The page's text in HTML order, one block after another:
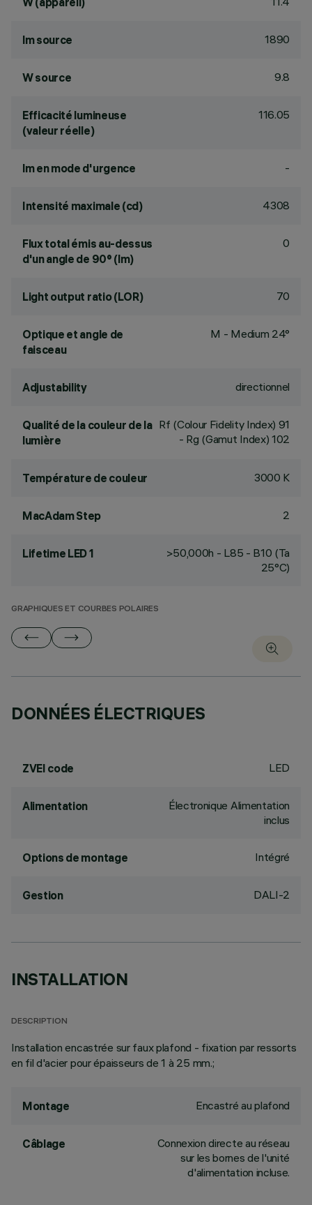
lm source 1890
W source 9.8
Efficacité lumineuse
(valeur réelle)
116.05
lm en mode d'urgence -
Intensité maximale (cd) 4308
Flux total émis au-dessus
d'un angle de 90° (lm)
0
Light output ratio (LOR) 70
Optique et angle de
faisceau
M - Medium 24°
Adjustability directionnel
Qualité de la couleur de la
lumière
Rf (Colour Fidelity Index) 91
- Rg (Gamut Index) 102
Température de couleur 3000 K
MacAdam Step 2
Lifetime LED 1
>50,000h - L85 - B10 (Ta
25°C)
GRAPHIQUES ET COURBES POLAIRES
DONNÉES ÉLECTRIQUES
ZVEI code LED
Alimentation
Électronique Alimentation
inclus
Options de montage Intégré
Gestion DALI-2
INSTALLATION
DESCRIPTION
Installation encastrée sur faux plafond - fixation par ressorts
en fil d'acier pour épaisseurs de 1 à 25 mm.;
Montage Encastré au plafond
Câblage
Connexion directe au réseau
sur les bornes de l'unité
d'alimentation incluse.